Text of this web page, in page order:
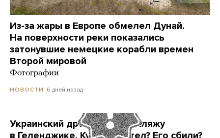
Из-за жары в Европе обмелел Дунай.
На поверхности реки показались
затонувшие немецкие корабли времен
Второй мировой
Фотографии
НОВОСТИ 6 дней назад
Украинский дрон попал по пляжу
в Геленджике. Куда он летел? Его сбили?